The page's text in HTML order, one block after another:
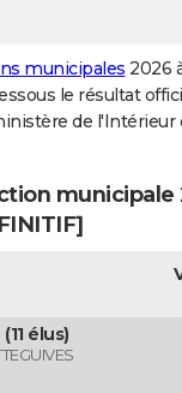
municipales 2026
le résultat
de l'Intérieur
municipale
élus)